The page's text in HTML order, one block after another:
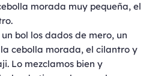
morada muy pequeña, el
bol los dados de mero, un
cebolla morada, el cilantro y
Lo mezclamos bien y